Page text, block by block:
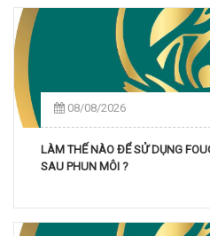
08/08/2026
LÀM THẾ NÀO ĐỂ SỬ DỤNG
SAU PHUN MÔI ?